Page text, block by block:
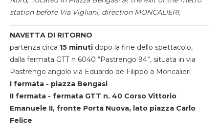
station before Via Vigliani, direction MONCALIERI.
NAVETTA DI RITORNO
partenza circa 15 minuti dopo la fine dello spettacolo,
dalla fermata GTT n 6040 “Pastrengo 94”, situata in via
Pastrengo angolo via Eduardo de Filippo a Moncalieri
I fermata - piazza Bengasi
II fermata - fermata GTT n. 40 Corso Vittorio
Emanuele II, fronte Porta Nuova, lato piazza Carlo
Felice